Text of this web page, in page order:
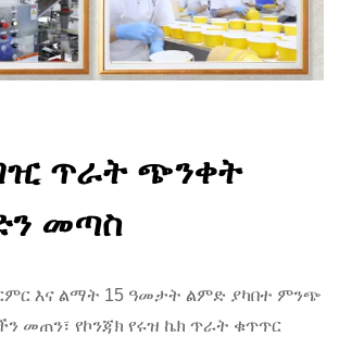
ጥራት ጭንቀት
መጣስ
እና ልማት 15 ዓመታት ልምድ ያካበተ ምንጭ
መጠን፣ የኮንጃክ የሩዝ ኬክ ጥራት ቁጥጥር